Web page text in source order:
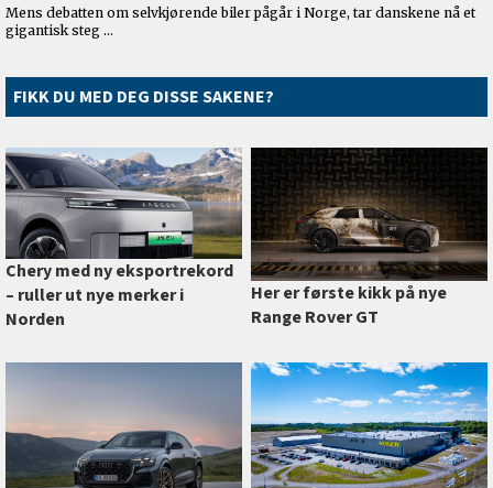
FIKK DU MED DEG DISSE SAKENE?
Chery med ny eksportrekord
–⁠ ruller ut nye merker i
Norden
Her er første kikk på nye
Range Rover GT